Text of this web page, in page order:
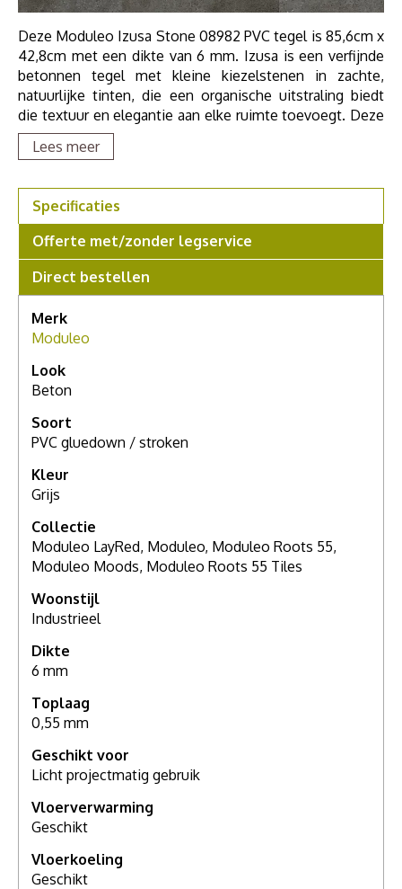
Deze Moduleo Izusa Stone 08982 PVC tegel is 85,6cm x
42,8cm met een dikte van 6 mm. Izusa is een verfijnde
betonnen tegel met kleine kiezelstenen in zachte,
natuurlijke tinten, die een organische uitstraling biedt
die textuur en elegantie aan elke ruimte toevoegt. Deze
PVC klikvloer is dus 6mm en heeft een geïntegreerde
ondervloer.
Als u meer wilt weten over deze vloer, grotere stalen
wilt zien of meer advies nodig hebt, maak dan een
afspraak in onze showroom. Voor een compleet
persoonlijk advies.
Lees meer
Specificaties
Offerte met/zonder legservice
Direct bestellen
Merk
Moduleo
Look
Beton
Soort
PVC gluedown / stroken
Kleur
Grijs
Collectie
Moduleo LayRed, Moduleo, Moduleo Roots 55,
Moduleo Moods, Moduleo Roots 55 Tiles
Woonstijl
Industrieel
Dikte
6 mm
Toplaag
0,55 mm
Geschikt voor
Licht projectmatig gebruik
Vloerverwarming
Geschikt
Vloerkoeling
Geschikt